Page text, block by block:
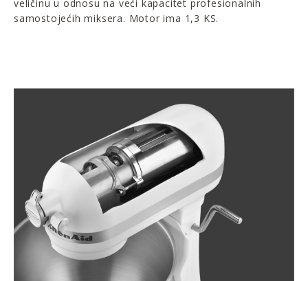
veličinu u odnosu na veći kapacitet profesionalnih
samostojećih miksera. Motor ima 1,3 KS.